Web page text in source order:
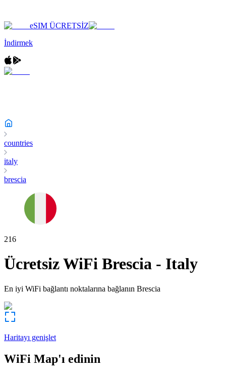
eSIM ÜCRETSİZ
İndirmek
countries
italy
brescia
216
Ücretsiz WiFi Brescia - Italy
En iyi WiFi bağlantı noktalarına bağlanın Brescia
Haritayı genişlet
WiFi Map'ı edinin